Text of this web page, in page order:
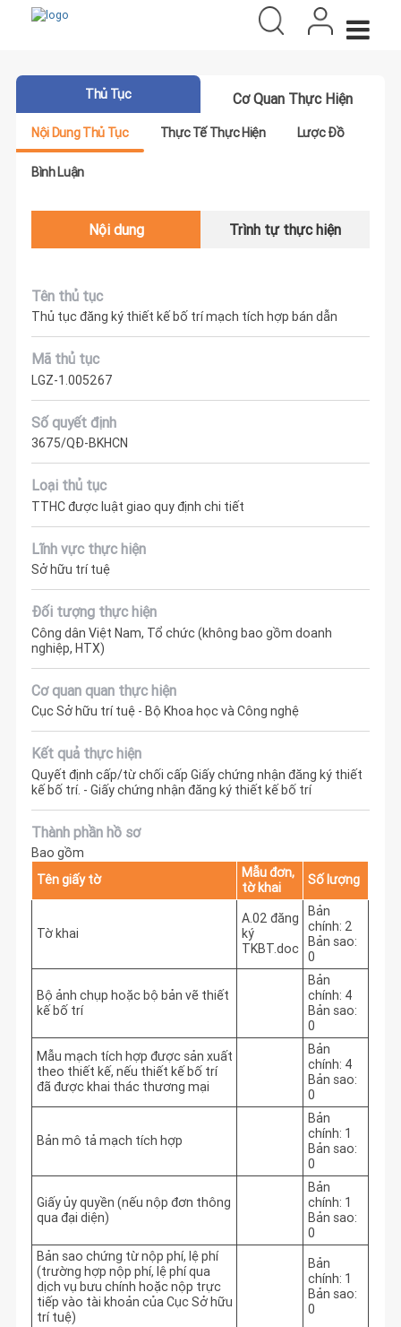
Thủ Tục Cơ Quan Thực Hiện
Nội Dung Thủ Tục Thực Tế Thực Hiện Lược Đồ
Bình Luận
Nội dung Trình tự thực hiện
Tên thủ tục
Thủ tục đăng ký thiết kế bố trí mạch tích hợp bán dẫn
Mã thủ tục
LGZ-1.005267
Số quyết định
3675/QĐ-BKHCN
Loại thủ tục
TTHC được luật giao quy định chi tiết
Lĩnh vực thực hiện
Sở hữu trí tuệ
Đối tượng thực hiện
Công dân Việt Nam, Tổ chức (không bao gồm doanh
nghiệp, HTX)
Cơ quan quan thực hiện
Cục Sở hữu trí tuệ - Bộ Khoa học và Công nghệ
Kết quả thực hiện
Quyết định cấp/từ chối cấp Giấy chứng nhận đăng ký thiết
kế bố trí. - Giấy chứng nhận đăng ký thiết kế bố trí
Thành phần hồ sơ
Bao gồm
Tên giấy tờ
Mẫu đơn,
tờ khai
Số lượng
Tờ khai
A.02 đăng
ký
TKBT.doc
Bản
chính: 2
Bản sao:
0
Bộ ảnh chụp hoặc bộ bản vẽ thiết
kế bố trí
Bản
chính: 4
Bản sao:
0
Mẫu mạch tích hợp được sản xuất
theo thiết kế, nếu thiết kế bố trí
đã được khai thác thương mại
Bản
chính: 4
Bản sao:
0
Bản mô tả mạch tích hợp
Bản
chính: 1
Bản sao:
0
Giấy ủy quyền (nếu nộp đơn thông
qua đại diện)
Bản
chính: 1
Bản sao:
0
Bản sao chứng từ nộp phí, lệ phí
(trường hợp nộp phí, lệ phí qua
dịch vụ bưu chính hoặc nộp trực
tiếp vào tài khoản của Cục Sở hữu
trí tuệ)
Bản
chính: 1
Bản sao:
0